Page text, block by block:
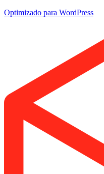
Optimizado para WordPress